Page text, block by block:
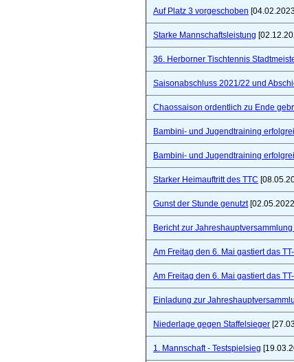
Auf Platz 3 vorgeschoben
Starke Mannschaftsleistung
36. Herborner Tischtennis
Saisonabschluss 2021/22 und
Chaossaison ordentlich zu Ende
Bambini- und Jugendtraining
Bambini- und Jugendtraining
Starker Heimauftritt des TTC
Gunst der Stunde genutzt
Bericht zur
Am Freitag den 6. Mai gastiert das
Am Freitag den 6. Mai gastiert das
Einladung zur
Niederlage gegen Staffelsieger
1. Mannschaft - Testspielsieg